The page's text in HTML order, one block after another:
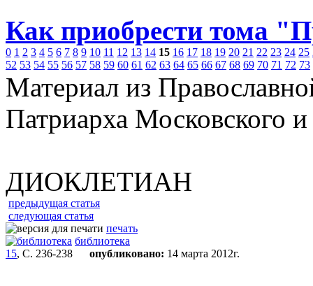
Как приобрести тома
0 1 2 3 4 5 6 7 8 9 10 11 12 13 14 15 16 17 18 19 20 21 22 23 24 25
52 53 54 55 56 57 58 59 60 61 62 63 64 65 66 67 68 69 70 71 72 73
Материал из
Патриарха Московского
ДИОКЛЕТИАН
предыдущая статья
следующая статья
печать
библиотека
15, С. 236-238 опубликовано: 14 марта 2012г.